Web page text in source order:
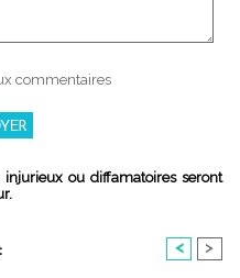
commentaires
ou diffamatoires seront
< >